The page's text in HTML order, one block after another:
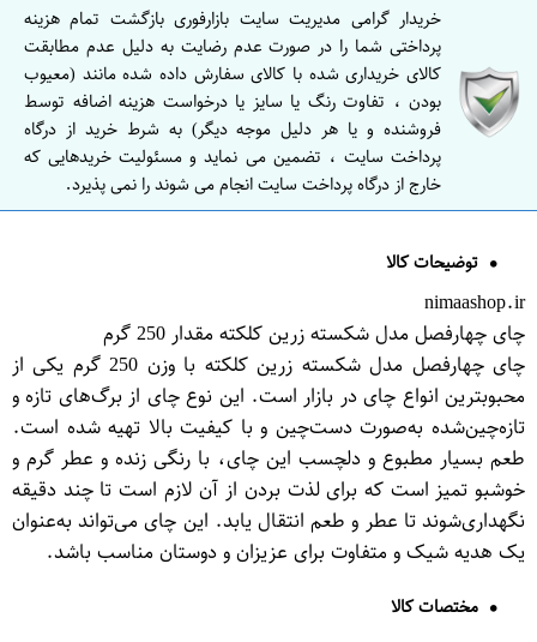
خریدار گرامی مدیریت سایت بازارفوری بازگشت تمام هزینه
پرداختی شما را در صورت عدم رضایت به دلیل عدم مطابقت
کالای خریداری شده با کالای سفارش داده شده مانند (معیوب
بودن ، تفاوت رنگ یا سایز یا درخواست هزینه اضافه توسط
فروشنده و یا هر دلیل موجه دیگر) به شرط خرید از درگاه
پرداخت سایت ، تضمین می نماید و مسئولیت خریدهایی که
خارج از درگاه پرداخت سایت انجام می شوند را نمی پذیرد.
توضیحات کالا
nimaashop.ir
چای چهارفصل مدل شکسته زرین کلکته مقدار 250 گرم
چای چهارفصل مدل شکسته زرین کلکته با وزن 250 گرم یکی از
محبوبترین انواع چای در بازار است. این نوع چای از برگ‌های تازه و
تازه‌چین‌شده به‌صورت دست‌چین و با کیفیت بالا تهیه شده است.
طعم بسیار مطبوع و دلچسب این چای، با رنگی زنده و عطر گرم و
خوشبو تمیز است که برای لذت بردن از آن لازم است تا چند دقیقه
نگهداری‌شوند تا عطر و طعم انتقال یابد. این چای می‌تواند به‌عنوان
یک هدیه شیک و متفاوت برای عزیزان و دوستان مناسب باشد.
مختصات کالا